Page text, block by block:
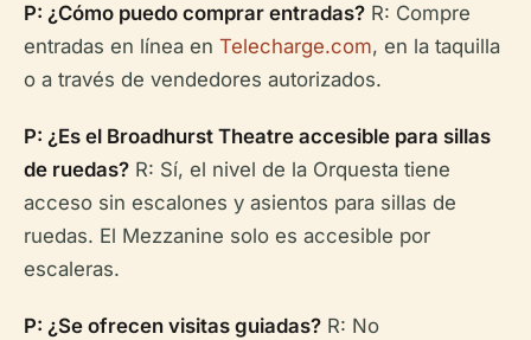
P: ¿Cómo puedo comprar entradas? R: Compre
entradas en línea en Telecharge.com, en la taquilla
o a través de vendedores autorizados.
P: ¿Es el Broadhurst Theatre accesible para sillas
de ruedas? R: Sí, el nivel de la Orquesta tiene
acceso sin escalones y asientos para sillas de
ruedas. El Mezzanine solo es accesible por
escaleras.
P: ¿Se ofrecen visitas guiadas? R: No